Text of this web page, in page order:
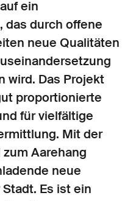
ein
das durch offene
neue Qualitäten
wird. Das Projekt
proportionierte
für vielfältige
Mit der
Aarehang
neue
Es ist ein